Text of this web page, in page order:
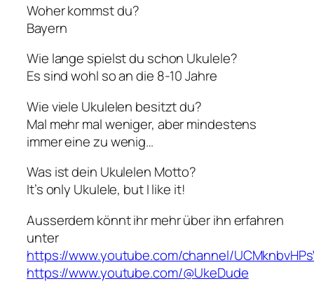
Woher kommst du?
Bayern
Wie lange spielst du schon Ukulele?
Es sind wohl so an die 8-10 Jahre
Wie viele Ukulelen besitzt du?
Mal mehr mal weniger, aber mindestens
immer eine zu wenig…
Was ist dein Ukulelen Motto?
It’s only Ukulele, but I like it!
Ausserdem könnt ihr mehr über ihn erfahren
unter
https://www.youtube.com/channel/
https://www.youtube.com/@UkeDude